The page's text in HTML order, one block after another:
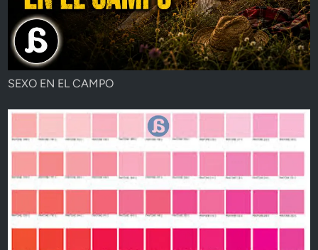
SEXO EN EL CAMPO